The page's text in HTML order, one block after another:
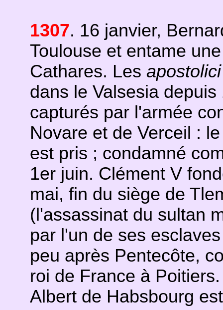
1307. 16 janvier,
Toulouse et entame
Cathares. Les apostolici
dans le Valsesia
capturés par l'armée
Novare et de Verceil :
est pris ; condamné
1er juin. Clément V
mai, fin du siège de
(l'assassinat du sultan
par l'un de ses
peu après Pentecôte,
roi de France à
Albert de Habsbourg